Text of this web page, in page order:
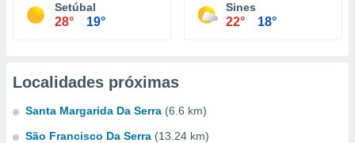
Setúbal
28° 19°
Sines
22° 18°
Localidades próximas
Santa Margarida Da Serra (6.6 km)
São Francisco Da Serra (13.24 km)